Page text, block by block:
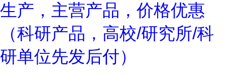
生产，主营产品，价格优惠
（科研产品，高校/研究所/科
研单位先发后付）